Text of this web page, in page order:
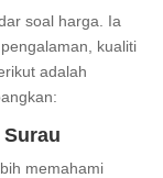
soal harga. Ia
kualiti
adalah
memahami